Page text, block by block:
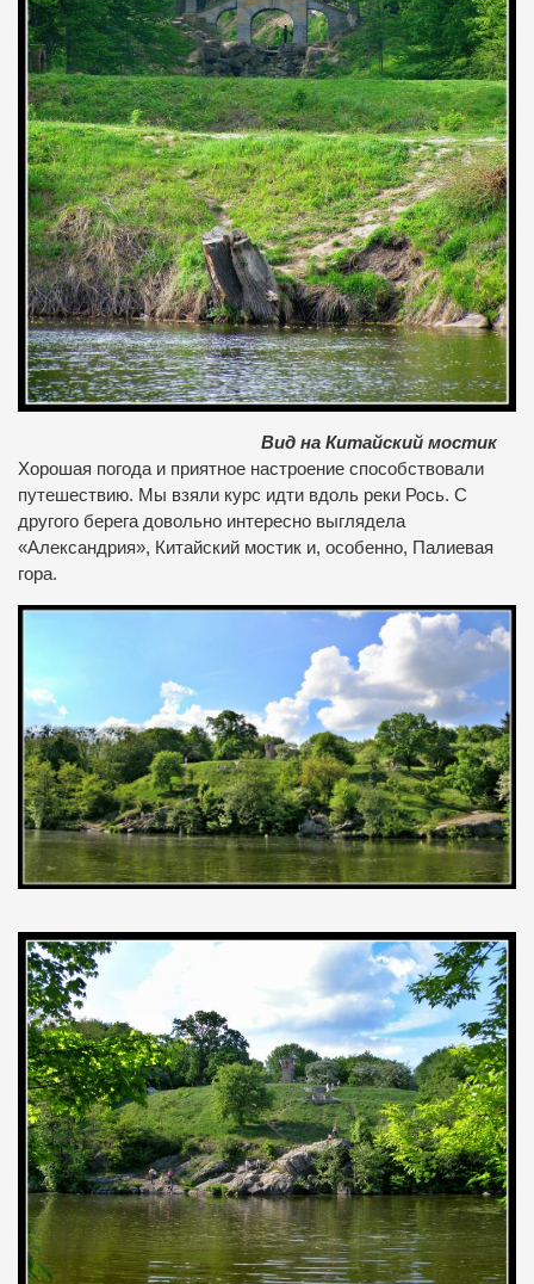
Вид на Китайский мостик
Хорошая погода и приятное настроение способствовали
путешествию. Мы взяли курс идти вдоль реки Рось. С
другого берега довольно интересно выглядела
«Александрия», Китайский мостик и, особенно, Палиевая
гора.